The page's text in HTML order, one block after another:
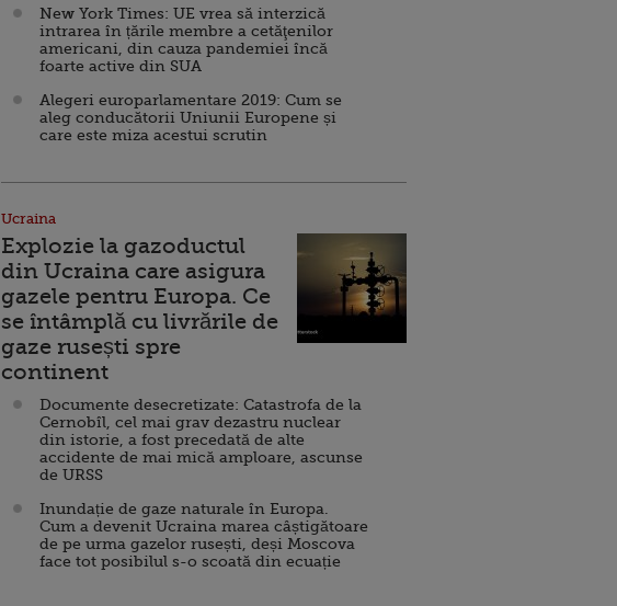
New York Times: UE vrea să interzică
intrarea în țările membre a cetăţenilor
americani, din cauza pandemiei încă
foarte active din SUA
Alegeri europarlamentare 2019: Cum se
aleg conducătorii Uniunii Europene și
care este miza acestui scrutin
Ucraina
Explozie la gazoductul
din Ucraina care asigura
gazele pentru Europa. Ce
se întâmplă cu livrările de
gaze rusești spre
continent
Documente desecretizate: Catastrofa de la
Cernobîl, cel mai grav dezastru nuclear
din istorie, a fost precedată de alte
accidente de mai mică amploare, ascunse
de URSS
Inundație de gaze naturale în Europa.
Cum a devenit Ucraina marea câștigătoare
de pe urma gazelor rusești, deși Moscova
face tot posibilul s-o scoată din ecuație